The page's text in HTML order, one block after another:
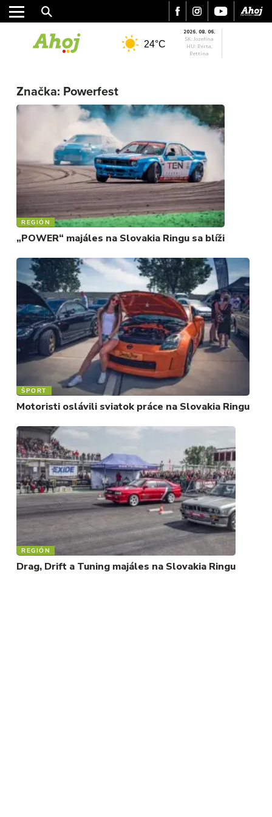
MESTO
ŠPORT
KULTÚRA
FOTKY
VIDEO
MIX
24°C
2026. 08. 06.
SK: Jozefína
HU: Berta,
Bettina
Značka: Powerfest
REGIÓN
„POWER“ majáles na Slovakia Ringu sa blíži
ŠPORT
Motoristi oslávili sviatok práce na Slovakia Ringu
REGIÓN
Drag, Drift a Tuning majáles na Slovakia Ringu